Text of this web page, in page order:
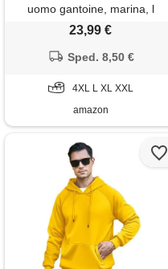
uomo gantoine, marina, l
23,99 €
Sped. 8,50 €
4XL L XL XXL
amazon